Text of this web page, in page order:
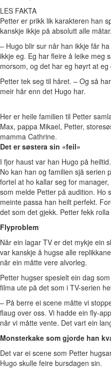
LES FAKTA
Petter er prikk lik karakteren han
kanskje ikkje på absolutt alle måtar.
– Hugo blir sur når han ikkje får
ikkje eg. Eg har fleire å leike meg
morsom, og det har eg høyrt at
Petter tek seg til håret. – Og så
meir hår enn det Hugo har.
Her er heile familien til Petter
Max, pappa Mikael, Petter,
mamma Cathrine.
Det er søstera sin «feil»
I fjor haust var han Hugo på
No kan han og familien sjå serien
fortel at ho kallar seg for
som melde Petter på audition. Ho
meinte passa han heilt perfekt.
det som det gjekk. Petter fekk
Flyproblem
Når ein lagar TV er det mykje ein
var kanskje å hugse alle
når ein måtte vere alvorleg.
Petter hugser spesielt ein dag
filma ute på det som i TV-serien
– På berre ei scene måtte vi
flaug over oss. Vi hadde ein fly-
når vi måtte vente. Det vart ein
Monsterkake som gjorde han
Det var ei scene som Petter
Hugo skulle feire bursdagen sin.